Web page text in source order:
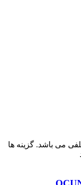
می باشد. گزینه ها